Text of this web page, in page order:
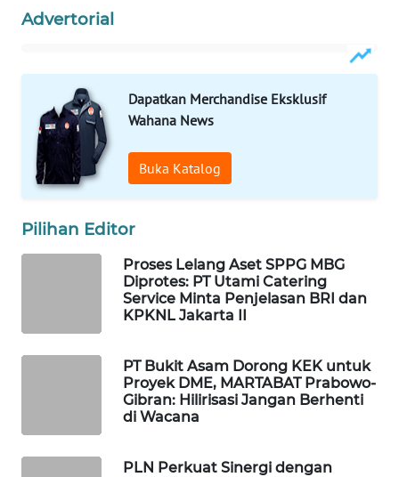
Advertorial
Dapatkan Merchandise Eksklusif
Wahana News
Buka Katalog
Pilihan Editor
Proses Lelang Aset SPPG MBG
Diprotes: PT Utami Catering
Service Minta Penjelasan BRI dan
KPKNL Jakarta II
PT Bukit Asam Dorong KEK untuk
Proyek DME, MARTABAT Prabowo-
Gibran: Hilirisasi Jangan Berhenti
di Wacana
PLN Perkuat Sinergi dengan
WAHANANEWS
CO ID
WAHANANEWS
NET
WAHANA
SPORT
UMKM
WAHANA
PERSONA